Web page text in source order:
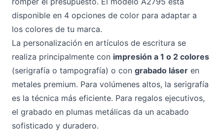
disponible en 4 opciones de color para adaptar a
los colores de tu marca.
La personalización en artículos de escritura se
realiza principalmente con impresión a 1 o 2 colores
(serigrafía o tampografía) o con grabado láser en
metales premium. Para volúmenes altos, la serigrafía
es la técnica más eficiente. Para regalos ejecutivos,
el grabado en plumas metálicas da un acabado
sofisticado y duradero.